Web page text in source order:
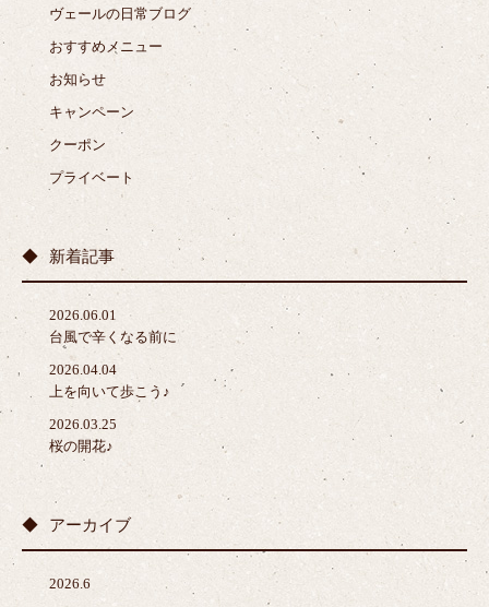
ヴェールの日常ブログ
おすすめメニュー
お知らせ
キャンペーン
クーポン
プライベート
新着記事
2026.06.01
台風で辛くなる前に
2026.04.04
上を向いて歩こう♪
2026.03.25
桜の開花♪
アーカイブ
2026.6